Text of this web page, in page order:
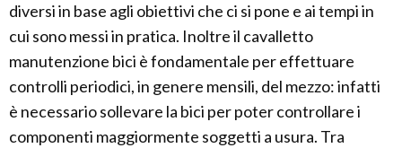
diversi in base agli obiettivi che ci si pone e ai tempi in
cui sono messi in pratica. Inoltre il cavalletto
manutenzione bici è fondamentale per effettuare
controlli periodici, in genere mensili, del mezzo: infatti
è necessario sollevare la bici per poter controllare i
componenti maggiormente soggetti a usura. Tra